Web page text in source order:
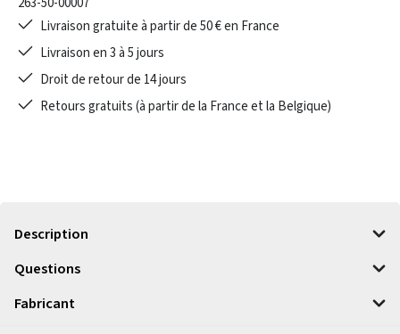
Livraison gratuite à partir de 50 € en France
Livraison en 3 à 5 jours
Droit de retour de 14 jours
Retours gratuits (à partir de la France et la Belgique)
Description
Questions
Fabricant